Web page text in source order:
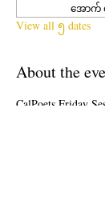
အောက်
View all ၅ dates
About the
CalPoets Friday